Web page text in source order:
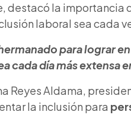
destacó la importancia
laboral sea cada
para lograr
cada día más extensa
Reyes Aldama,
la inclusión para